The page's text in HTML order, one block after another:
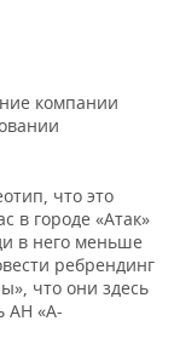
компании
что это
в городе «Атак»
в него меньше
ребрендинг
что они здесь
АН «А-